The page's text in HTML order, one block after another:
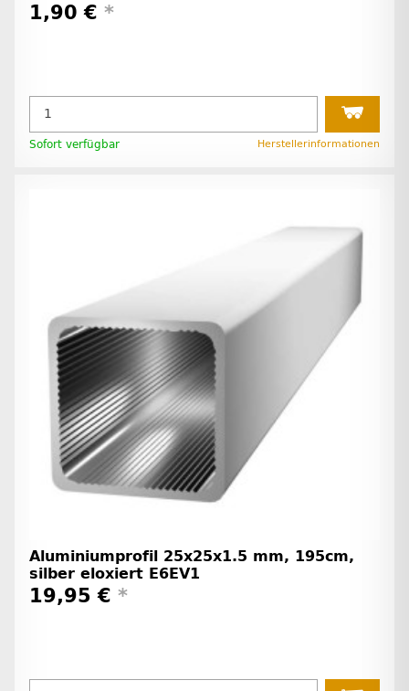
1,90 € *
Sofort verfügbar Herstellerinformationen
Aluminiumprofil 25x25x1.5 mm, 195cm,
silber eloxiert E6EV1
19,95 € *